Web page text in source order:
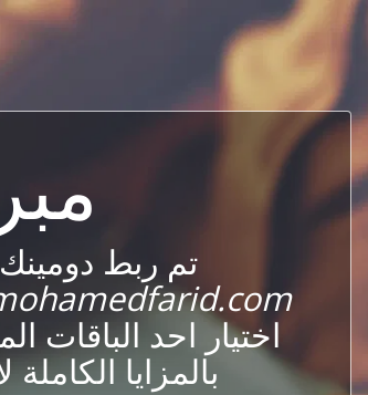
تم ربط
اختيار احد الباقات
بالمزايا